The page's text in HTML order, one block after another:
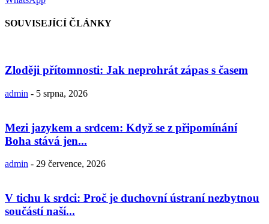
SOUVISEJÍCÍ ČLÁNKY
Zloději přítomnosti: Jak neprohrát zápas s časem
admin - 5 srpna, 2026
Mezi jazykem a srdcem: Když se z připomínání
Boha stává jen...
admin - 29 července, 2026
V tichu k srdci: Proč je duchovní ústraní nezbytnou
součástí naší...